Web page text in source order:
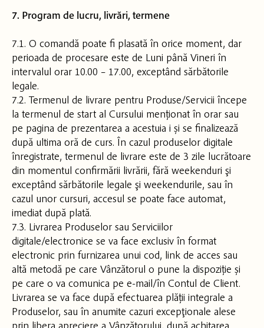
7. Program de lucru, livrări, termene
7.1. O comandă poate fi plasată în orice moment, dar
perioada de procesare este de Luni până Vineri în
intervalul orar 10.00 – 17.00, exceptând sărbătorile
legale.
7.2. Termenul de livrare pentru Produse/Servicii începe
la termenul de start al Cursului menționat în orar sau
pe pagina de prezentarea a acestuia i și se finalizează
după ultima oră de curs. În cazul produselor digitale
înregistrate, termenul de livrare este de 3 zile lucrătoare
din momentul confirmării livrării, fără weekenduri şi
exceptând sărbătorile legale şi weekendurile, sau în
cazul unor cursuri, accesul se poate face automat,
imediat după plată.
7.3. Livrarea Produselor sau Serviciilor
digitale/electronice se va face exclusiv în format
electronic prin furnizarea unui cod, link de acces sau
altă metodă pe care Vânzătorul o pune la dispoziție și
pe care o va comunica pe e-mail/în Contul de Client.
Livrarea se va face după efectuarea plății integrale a
Produselor, sau în anumite cazuri excepţionale alese